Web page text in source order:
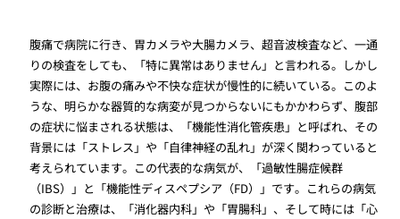
腹痛で病院に行き、胃カメラや大腸カメラ、超音波検査など、一通
りの検査をしても、「特に異常はありません」と言われる。しかし
実際には、お腹の痛みや不快な症状が慢性的に続いている。このよ
うな、明らかな器質的な病変が見つからないにもかかわらず、腹部
の症状に悩まされる状態は、「機能性消化管疾患」と呼ばれ、その
背景には「ストレス」や「自律神経の乱れ」が深く関わっていると
考えられています。この代表的な病気が、「過敏性腸症候群
（IBS）」と「機能性ディスペプシア（FD）」です。これらの病気
の診断と治療は、「消化器内科」や「胃腸科」、そして時には「心